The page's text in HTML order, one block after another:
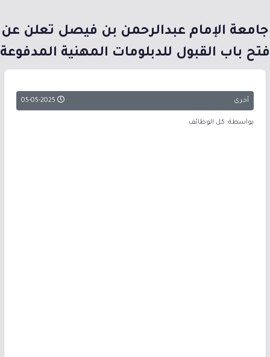
جامعة الإمام عبدالرحمن بن فيصل تعلن عن
فتح باب القبول للدبلومات المهنية المدفوعة
أخرى 05-05-2025
بواسطة: كل الوظائف